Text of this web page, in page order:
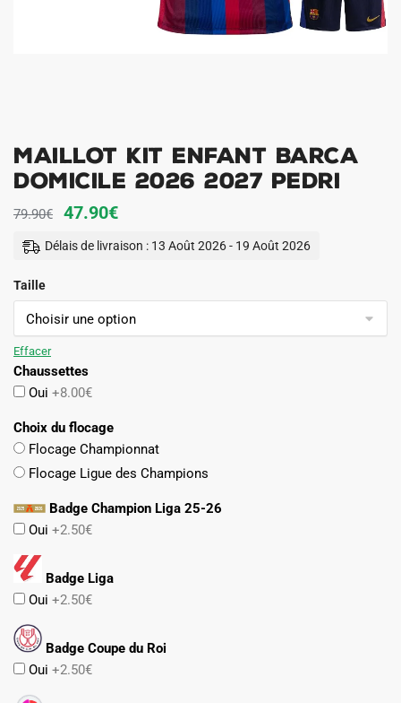
Maillot Kit Enfant Barca
Domicile 2026 2027 Pedri
79.90€
Le
prix
79.90€.
47.90€Le
prix
47.90€.
Délais de livraison : 13 Août 2026 - 19 Août 2026
Taille
Effacer
Chaussettes
Oui +8.00€
Choix du flocage
Flocage Championnat
Flocage Ligue des Champions
Badge Champion Liga 25-26
Oui +2.50€
Badge Liga
Oui +2.50€
Badge Coupe du Roi
Oui +2.50€